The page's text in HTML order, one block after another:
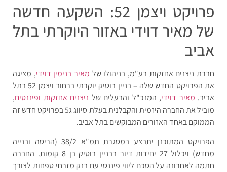
פרויקט ויצמן 52: השקעה חדשה
של מאיר דוידי באזור היוקרתי בתל
אביב
חברת ניצנים אחזקות בע"מ, בניהולו של מאיר בנימין דוידי, מציגה
את הפרויקט החדש שלה – בניין בוטיק יוקרתי ברחוב ויצמן 52 בתל
אביב. מאיר דוידי, המנכ"ל והבעלים של ניצנים אחזקות ופיננסים,
מוביל את החברה היזמית והקבלנית בעלת סיווג ג5 בפרויקט חדש זה
הממוקם באחד האזורים המבוקשים בתל אביב.
הפרויקט המתוכנן יתבצע במסגרת תמ"א 38/2 (הריסה ובנייה
מחדש) ויכלול 27 יחידות דיור בבניין בוטיק בן 8 קומות. החברה
חתמה לאחרונה על הסכם ליווי פיננסי עם בנק מזרחי טפחות לצורך